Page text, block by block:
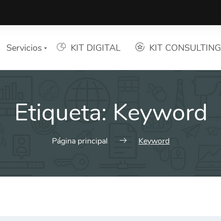
Servicios
Lista de Servicios
Elija el que desee
KIT DIGITAL KIT CONSULTING
Etiqueta: Keyword
Página principal Keyword